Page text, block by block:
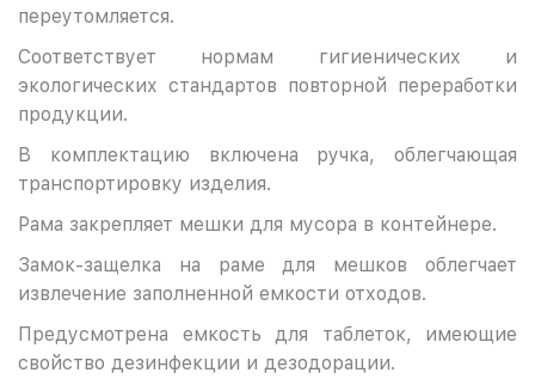
переутомляется.
Соответствует нормам гигиенических и
экологических стандартов повторной переработки
продукции.
В комплектацию включена ручка, облегчающая
транспортировку изделия.
Рама закрепляет мешки для мусора в контейнере.
Замок-защелка на раме для мешков облегчает
извлечение заполненной емкости отходов.
Предусмотрена емкость для таблеток, имеющие
свойство дезинфекции и дезодорации.